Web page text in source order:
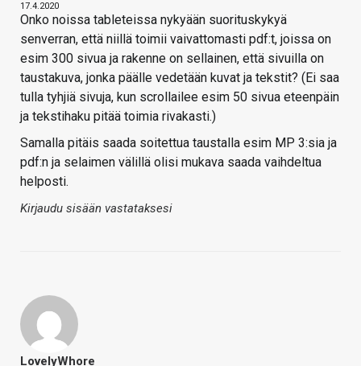
17.4.2020
Onko noissa tableteissa nykyään suorituskykyä
senverran, että niillä toimii vaivattomasti pdf:t, joissa on
esim 300 sivua ja rakenne on sellainen, että sivuilla on
taustakuva, jonka päälle vedetään kuvat ja tekstit? (Ei saa
tulla tyhjiä sivuja, kun scrollailee esim 50 sivua eteenpäin
ja tekstihaku pitää toimia rivakasti.)
Samalla pitäis saada soitettua taustalla esim MP 3:sia ja
pdf:n ja selaimen välillä olisi mukava saada vaihdeltua
helposti.
Kirjaudu sisään vastataksesi
LovelyWhore